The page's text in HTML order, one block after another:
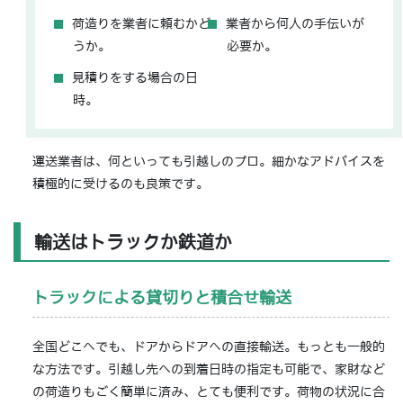
荷造りを業者に頼むかど
うか。
業者から何人の手伝いが
必要か。
見積りをする場合の日
時。
運送業者は、何といっても引越しのプロ。細かなアドバイスを
積極的に受けるのも良策です。
輸送はトラックか鉄道か
トラックによる貸切りと積合せ輸送
全国どこへでも、ドアからドアへの直接輸送。もっとも一般的
な方法です。引越し先への到着日時の指定も可能で、家財など
の荷造りもごく簡単に済み、とても便利です。荷物の状況に合